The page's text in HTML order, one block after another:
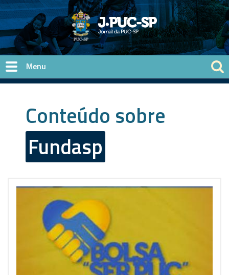
Pular para o conteúdo principal
Conteúdo sobre
Fundasp